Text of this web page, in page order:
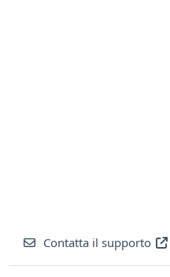
Contatta il supporto